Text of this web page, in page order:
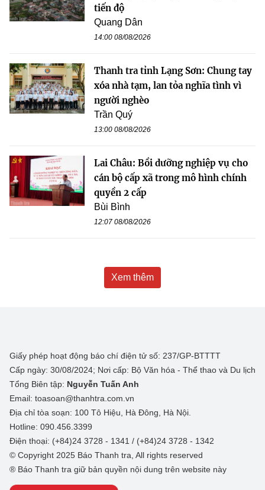
tiến độ
Quang Dân
14:00 08/08/2026
Thanh tra tỉnh Lạng Sơn: Chung tay
xóa nhà tạm, lan tỏa nghĩa tình vì
người nghèo
Trần Quý
13:00 08/08/2026
Lai Châu: Bồi dưỡng nghiệp vụ cho
cán bộ cấp xã trong mô hình chính
quyền 2 cấp
Bùi Bình
12:07 08/08/2026
Xem thêm
Giấy phép hoạt động báo chí điện tử số: 237/GP-BTTTT
Cấp ngày: 30/08/2024; Nơi cấp: Bộ Văn hóa - Thể thao và Du lịch
Tổng Biên tập: Nguyễn Tuấn Anh
Email: toasoan@thanhtra.com.vn
Địa chỉ tòa soạn: 100 Tô Hiệu, Hà Đông, Hà Nội.
Hotline: 090.456.3399
Điện thoại: (+84)24 3728 - 1341 / (+84)24 3728 - 1342
© Copyright 2025 Báo Thanh tra, All rights reserved
® Báo Thanh tra giữ bản quyền nội dung trên website này